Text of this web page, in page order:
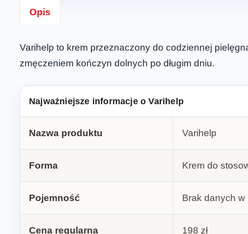
Opis
Varihelp to krem przeznaczony do codziennej
zmęczeniem kończyn dolnych po długim dniu.
Najważniejsze informacje o Varihelp
Nazwa produktu Varihelp
Forma Krem do
Pojemność Brak danych w
Cena regularna 198 zł